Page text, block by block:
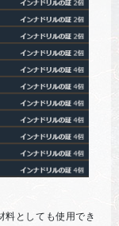
料としても使用でき